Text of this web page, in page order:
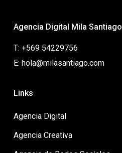
Agencia Digital Mila Santiago
T: +569 54229756
E: hola@milasantiago.com
Links
Agencia Digital
Agencia Creativa